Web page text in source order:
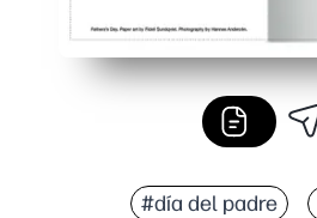
#día del padre